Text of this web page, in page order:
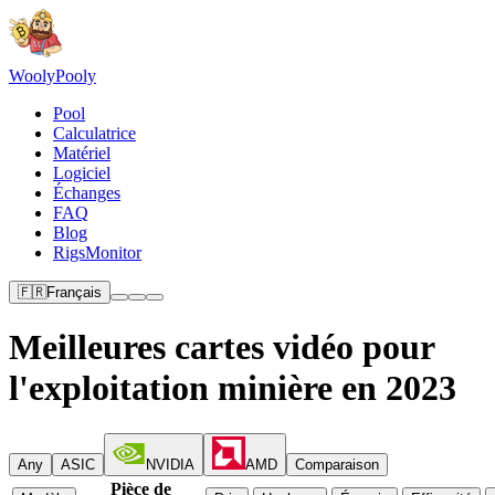
WoolyPooly
Pool
Calculatrice
Matériel
Logiciel
Échanges
FAQ
Blog
RigsMonitor
🇫🇷Français
Meilleures cartes vidéo pour
l'exploitation minière en 2023
Any ASIC NVIDIA AMD Comparaison
Pièce de